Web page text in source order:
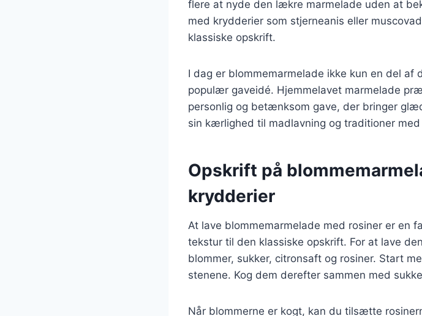
flere at nyde den lækre marmelade uden at
med krydderier som stjerneanis eller
klassiske opskrift.
I dag er blommemarmelade ikke kun en del af
populær gaveidé. Hjemmelavet marmelade
personlig og betænksom gave, der bringer
sin kærlighed til madlavning og traditioner med
Opskrift på
krydderier
At lave blommemarmelade med rosiner er en
tekstur til den klassiske opskrift. For at lave
blommer, sukker, citronsaft og rosiner. Start
stenene. Kog dem derefter sammen med
Når blommerne er kogt, kan du tilsætte